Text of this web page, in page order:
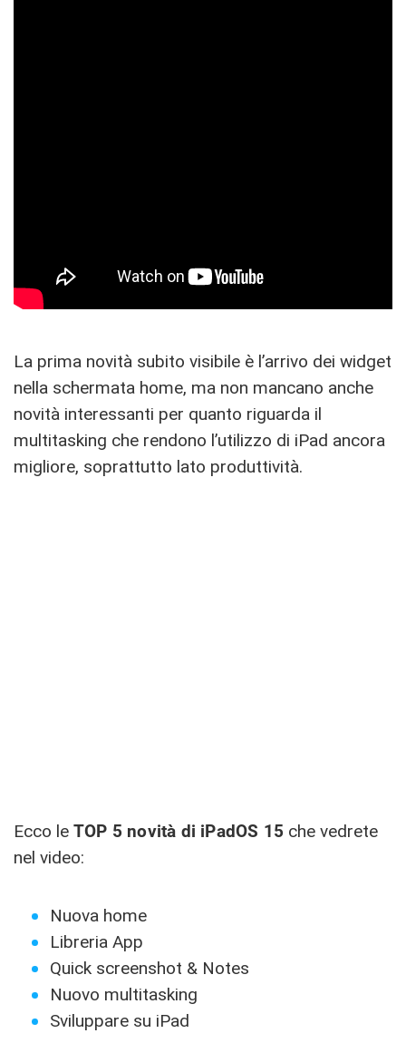
La prima novità subito visibile è l’arrivo dei widget
nella schermata home, ma non mancano anche
novità interessanti per quanto riguarda il
multitasking che rendono l’utilizzo di iPad ancora
migliore, soprattutto lato produttività.
Ecco le TOP 5 novità di iPadOS 15 che vedrete
nel video:
Nuova home
Libreria App
Quick screenshot & Notes
Nuovo multitasking
Sviluppare su iPad